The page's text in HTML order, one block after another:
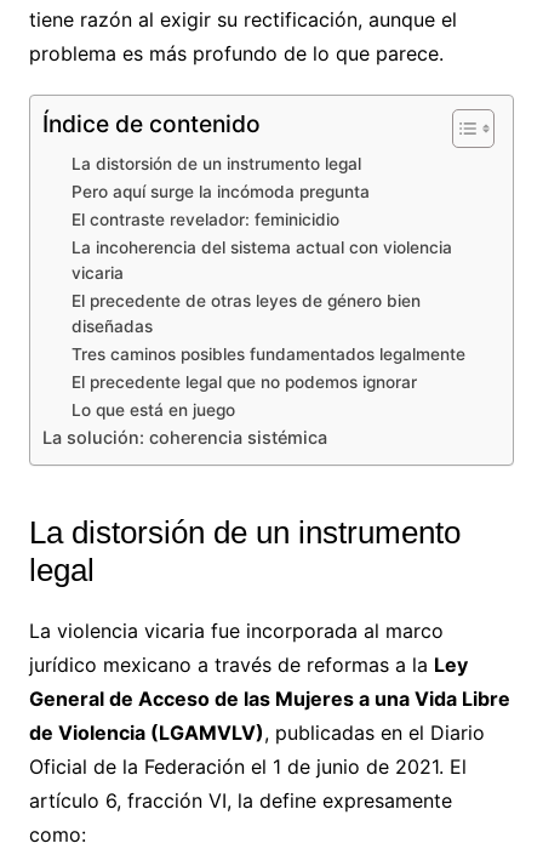
tiene razón al exigir su rectificación, aunque el
problema es más profundo de lo que parece.
Índice de contenido
La distorsión de un instrumento legal
Pero aquí surge la incómoda pregunta
El contraste revelador: feminicidio
La incoherencia del sistema actual con violencia
vicaria
El precedente de otras leyes de género bien
diseñadas
Tres caminos posibles fundamentados legalmente
El precedente legal que no podemos ignorar
Lo que está en juego
La solución: coherencia sistémica
La distorsión de un instrumento
legal
La violencia vicaria fue incorporada al marco
jurídico mexicano a través de reformas a la Ley
General de Acceso de las Mujeres a una Vida Libre
de Violencia (LGAMVLV), publicadas en el Diario
Oficial de la Federación el 1 de junio de 2021. El
artículo 6, fracción VI, la define expresamente
como: